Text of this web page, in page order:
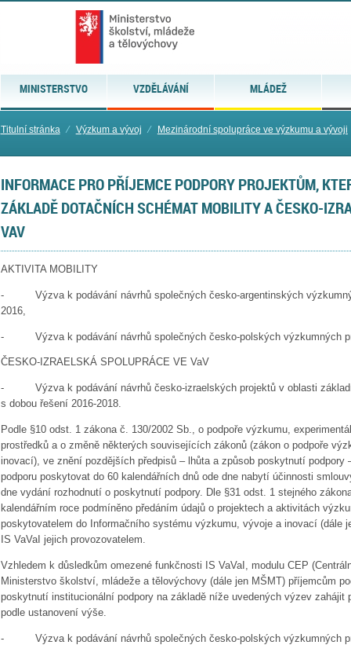
MINISTERSTVO VZDĚLÁVÁNÍ MLÁDEŽ
Titulní stránka ⁄ Výzkum a vývoj ⁄ Mezinárodní spolupráce ve výzkumu a vývoji
INFORMACE PRO PŘÍJEMCE PODPORY PROJEKTŮM,
ZÁKLADĚ DOTAČNÍCH SCHÉMAT MOBILITY A ČESKO-
VAV
AKTIVITA MOBILITY
- Výzva k podávání návrhů společných česko-argentinských
2016,
- Výzva k podávání návrhů společných česko-polských výzkumných
ČESKO-IZRAELSKÁ SPOLUPRÁCE VE VaV
- Výzva k podávání návrhů česko-izraelských projektů v oblasti
s dobou řešení 2016-2018.
Podle §10 odst. 1 zákona č. 130/2002 Sb., o podpoře výzkumu,
prostředků a o změně některých souvisejících zákonů (zákon o podpoře
inovací), ve znění pozdějších předpisů – lhůta a způsob poskytnutí podpory
podporu poskytovat do 60 kalendářních dnů ode dne nabytí účinnosti
dne vydání rozhodnutí o poskytnutí podpory. Dle §31 odst. 1 stejného
kalendářním roce podmíněno předáním údajů o projektech a aktivitách
poskytovatelem do Informačního systému výzkumu, vývoje a inovací (dále
IS VaVaI jejich provozovatelem.
Vzhledem k důsledkům omezené funkčnosti IS VaVaI, modulu CEP
Ministerstvo školství, mládeže a tělovýchovy (dále jen MŠMT) příjemcům
poskytnutí institucionální podpory na základě níže uvedených výzev zahájit
podle ustanovení výše.
- Výzva k podávání návrhů společných česko-polských výzkumných